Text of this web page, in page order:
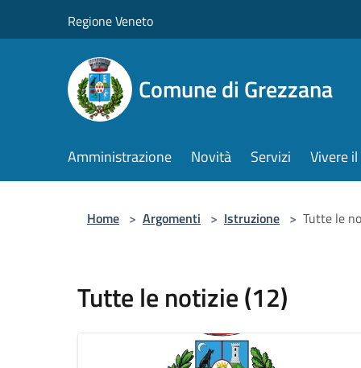
Regione Veneto
Comune di Grezzana
Amministrazione Novità Servizi Vivere
Home > Argomenti > Istruzione > Tutte le
Tutte le notizie (12)